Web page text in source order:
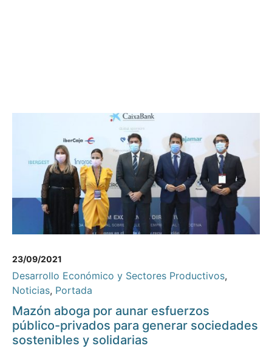
23/09/2021
Desarrollo Económico y Sectores Productivos,
Noticias, Portada
Mazón aboga por aunar esfuerzos
público-privados para generar sociedades
sostenibles y solidarias